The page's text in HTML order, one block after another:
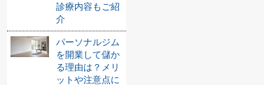
診療内容もご紹
介
パーソナルジム
を開業して儲か
る理由は？メリ
ットや注意点に